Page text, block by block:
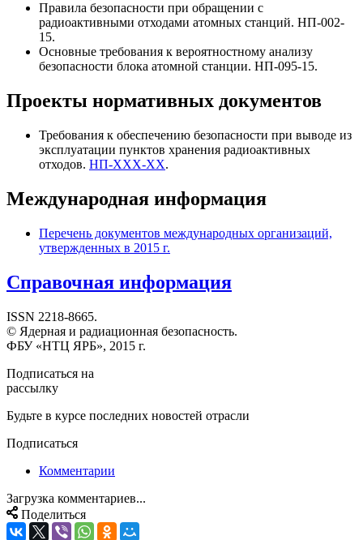
Правила безопасности при обращении с
радиоактивными отходами атомных станций. НП-002-
15.
Основные требования к вероятностному анализу
безопасности блока атомной станции. НП-095-15.
Проекты нормативных документов
Требования к обеспечению безопасности при выводе из
эксплуатации пунктов хранения радиоактивных
отходов. НП-XXX-XX.
Международная информация
Перечень документов международных организаций,
утвержденных в 2015 г.
Справочная информация
ISSN 2218-8665.
© Ядерная и радиационная безопасность.
ФБУ «НТЦ ЯРБ», 2015 г.
Подписаться на
рассылку
Будьте в курсе последних новостей отрасли
Подписаться
Комментарии
Загрузка комментариев...
Поделиться